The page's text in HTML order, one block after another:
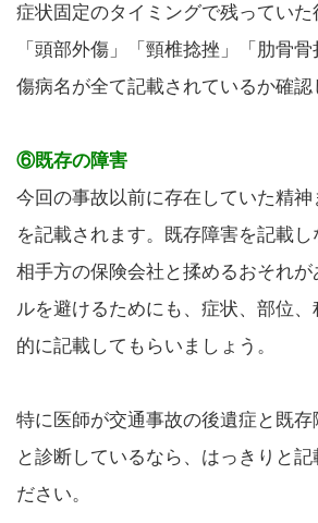
症状固定のタイミングで残っていた
「頭部外傷」「頸椎捻挫」「肋骨
傷病名が全て記載されているか確認
⑥既存の障害
今回の事故以前に存在していた精
を記載されます。既存障害を記載
相手方の保険会社と揉めるおそれ
ルを避けるためにも、症状、部位
的に記載してもらいましょう。
特に医師が交通事故の後遺症と既
と診断しているなら、はっきりと記
ださい。